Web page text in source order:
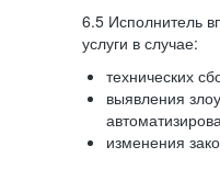
6.5 Исполнитель
услуги в случае:
технических
выявления
изменения